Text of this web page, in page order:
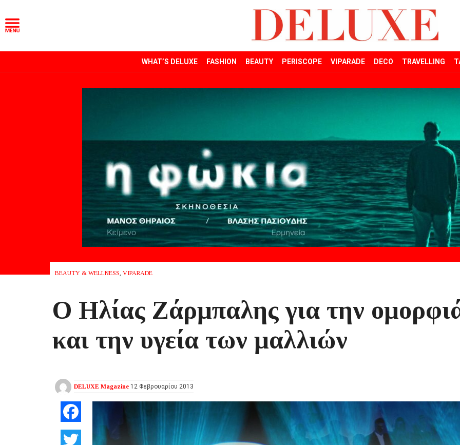
WHAT’S DELUXE FASHION BEAUTY PERISCOPE VIPARADE DECO TRAVELLING
BEAUTY & WELLNESS, VIPARADE
Ο Ηλίας Ζάρμπαλης για την
και την υγεία των μαλλιών
DELUXE Magazine 12 Φεβρουαρίου 2013
Twitter